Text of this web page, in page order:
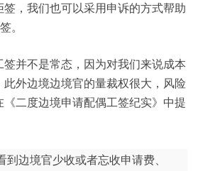
，我们也可以采用申诉的方式帮助
。
并不是常态，因为对我们来说成本
外边境边境官的量裁权很大，风险
二度边境申请配偶工签纪实》中提
边境官少收或者忘收申请费、